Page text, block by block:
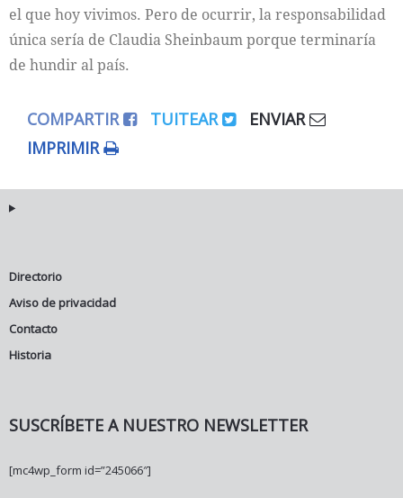
el que hoy vivimos. Pero de ocurrir, la responsabilidad
única sería de Claudia Sheinbaum porque terminaría
de hundir al país.
COMPARTIR TUITEAR
ENVIAR
IMPRIMIR
Directorio
Aviso de privacidad
Contacto
Historia
SUSCRÍBETE A NUESTRO NEWSLETTER
[mc4wp_form id=”245066″]